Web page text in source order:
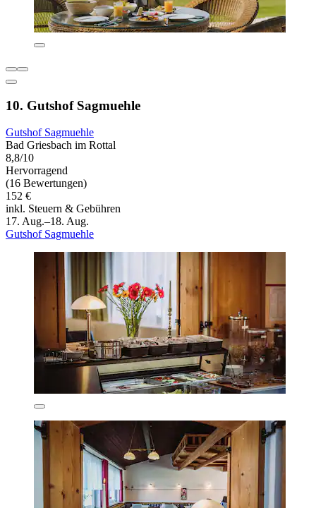
10. Gutshof Sagmuehle
Gutshof Sagmuehle
Bad Griesbach im Rottal
8,8/10
Hervorragend
(16 Bewertungen)
152 €
inkl. Steuern & Gebühren
17. Aug.–18. Aug.
Gutshof Sagmuehle